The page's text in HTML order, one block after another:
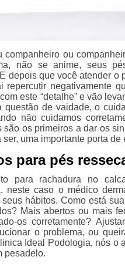
companheiro ou
não se anime, seus
depois que você atender o
repercutir negativamente
este “detalhe” e vão
questão de vaidade, o
não cuidamos
são os primeiros a dar os
ser, uma importante porta de
para pés
para rachadura no
neste caso o médico
seus hábitos. Como está
Mais abertos ou mais
os corretamente?
o problema, ou
Ideal Podologia, nós o
pesadelo.